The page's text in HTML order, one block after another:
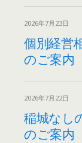
2026年7月23日
個別経営
のご案内
2026年7月22日
稲城なし
のご案内